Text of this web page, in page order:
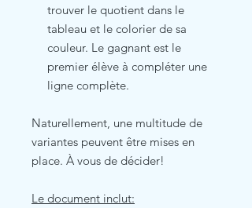
trouver le quotient dans le
tableau et le colorier de sa
couleur. Le gagnant est le
premier élève à compléter une
ligne complète.
Naturellement, une multitude de
variantes peuvent être mises en
place. À vous de décider!
Le document inclut: